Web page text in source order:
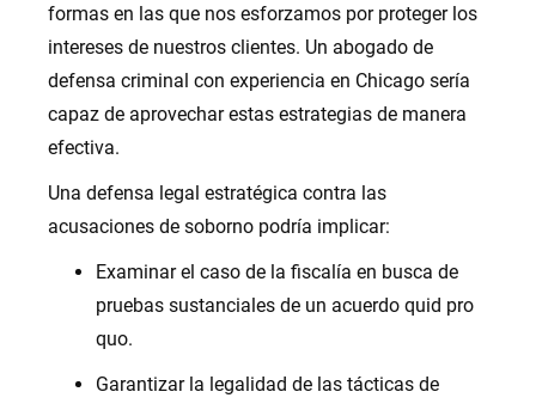
formas en las que nos esforzamos por proteger los
intereses de nuestros clientes. Un abogado de
defensa criminal con experiencia en Chicago sería
capaz de aprovechar estas estrategias de manera
efectiva.
Una defensa legal estratégica contra las
acusaciones de soborno podría implicar:
Examinar el caso de la fiscalía en busca de
pruebas sustanciales de un acuerdo quid pro
quo.
Garantizar la legalidad de las tácticas de